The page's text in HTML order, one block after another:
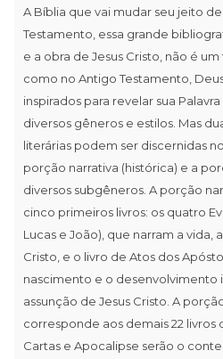
A Bíblia que vai mudar seu jeito
Testamento, essa grande
e a obra de Jesus Cristo, não é
como no Antigo Testamento,
inspirados para revelar sua
diversos gêneros e estilos. Mas
literárias podem ser discernidas
porção narrativa (histórica) e a
diversos subgêneros. A porção
cinco primeiros livros: os quatro
Lucas e João), que narram a vida,
Cristo, e o livro de Atos dos
nascimento e o desenvolvimento
assunção de Jesus Cristo. A
corresponde aos demais 22 livros
Cartas e Apocalipse serão o